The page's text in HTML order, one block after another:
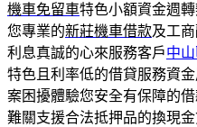
機車免留車特色小額資金週
您專業的新莊機車借款及工
利息真誠的心來服務客戶中
特色且利率低的借貸服務資
案困擾體驗您安全有保障的
難關支援合法抵押品的換現